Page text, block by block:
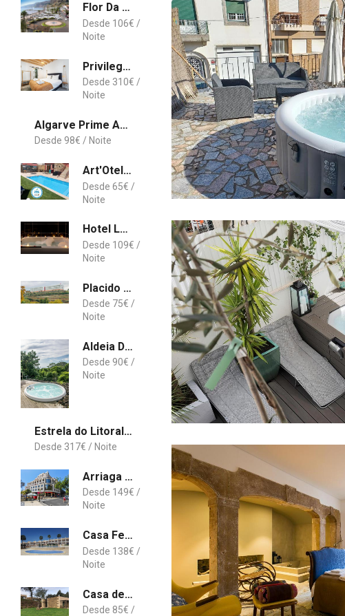
Flor Da Giesta
106€
Privilege Casa Perto do Mar with Rooftop Jacuzzi
310€
Algarve Prime Apartment Litoralmar
98€
Art'Otel Barcelos
65€
Hotel Luena Lisboa
109€
Placido Hotel Douro - Tabuaco
75€
Aldeia Dos Caldeirões
90€
Estrela do Litoral Beach House
317€
Arriaga Marina Club Apartament
149€
Casa Felicidade
138€
Casa de Campo Bosque da Harmonia
85€